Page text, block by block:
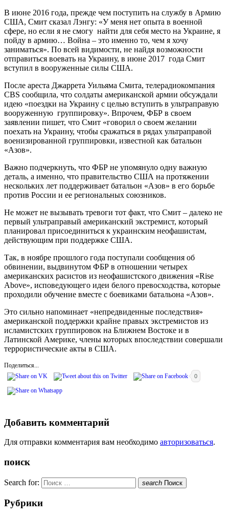
В июне 2016 года, прежде чем поступить на службу в Армию
США, Смит сказал Лэнгу: «У меня нет опыта в военной
сфере, но если я не смогу найти для себя место на Украине, я
пойду в армию… Война – это именно то, чем я хочу
заниматься». По всей видимости, не найдя возможности
отправиться воевать на Украину, в июне 2017 года Смит
вступил в вооруженные силы США.
После ареста Джаррета Уильяма Смита, телерадиокомпания
CBS сообщила, что солдаты американской армии обсуждали
идею «поездки на Украину с целью вступить в ультраправую
вооруженную группировку». Впрочем, ФБР в своем
заявлении пишет, что Смит «говорил о своем желании
поехать на Украину, чтобы сражаться в рядах ультраправой
военизированной группировки, известной как батальон
«Азов».
Важно подчеркнуть, что ФБР не упомянуло одну важную
деталь, а именно, что правительство США на протяжении
нескольких лет поддерживает батальон «Азов» в его борьбе
против России и ее региональных союзников.
Не может не вызывать тревоги тот факт, что Смит – далеко не
первый ультраправый американский экстремист, который
планировал присоединиться к украинским неофашистам,
действующим при поддержке США.
Так, в ноябре прошлого года поступали сообщения об
обвинении, выдвинутом ФБР в отношении четырех
американских расистов из неофашистского движения «Rise
Above», исповедующего идеи белого превосходства, которые
проходили обучение вместе с боевиками батальона «Азов».
Это сильно напоминает «непредвиденные последствия»
американской поддержки крайне правых экстремистов из
исламистских группировок на Ближнем Востоке и в
Латинской Америке, члены которых впоследствии совершали
террористические акты в США.
Поделиться...
0
Добавить комментарий
Для отправки комментария вам необходимо авторизоваться.
поиск
Search for: search Поиск
Рубрики